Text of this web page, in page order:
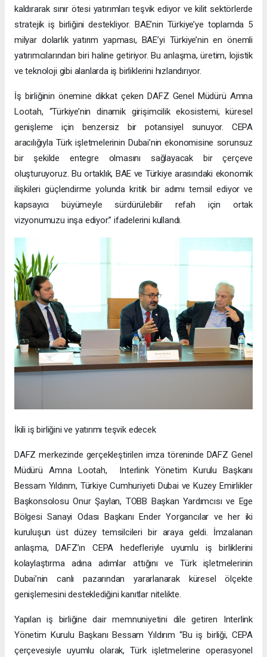
kaldırarak sınır ötesi yatırımları teşvik ediyor ve kilit sektörlerde
stratejik iş birliğini destekliyor. BAE’nin Türkiye’ye toplamda 5
milyar dolarlık yatırım yapması, BAE’yi Türkiye’nin en önemli
yatırımcılarından biri haline getiriyor. Bu anlaşma, üretim, lojistik
ve teknoloji gibi alanlarda iş birliklerini hızlandırıyor.
İş birliğinin önemine dikkat çeken DAFZ Genel Müdürü Amna
Lootah, “Türkiye’nin dinamik girişimcilik ekosistemi, küresel
genişleme için benzersiz bir potansiyel sunuyor. CEPA
aracılığıyla Türk işletmelerinin Dubai’nin ekonomisine sorunsuz
bir şekilde entegre olmasını sağlayacak bir çerçeve
oluşturuyoruz. Bu ortaklık, BAE ve Türkiye arasındaki ekonomik
ilişkileri güçlendirme yolunda kritik bir adımı temsil ediyor ve
kapsayıcı büyümeyle sürdürülebilir refah için ortak
vizyonumuzu inşa ediyor.” ifadelerini kullandı.
İkili iş birliğini ve yatırımı teşvik edecek
DAFZ merkezinde gerçekleştirilen imza töreninde DAFZ Genel
Müdürü Amna Lootah, Interlink Yönetim Kurulu Başkanı
Bessam Yıldırım, Türkiye Cumhuriyeti Dubai ve Kuzey Emirlikler
Başkonsolosu Onur Şaylan, TOBB Başkan Yardımcısı ve Ege
Bölgesi Sanayi Odası Başkanı Ender Yorgancılar ve her iki
kuruluşun üst düzey temsilcileri bir araya geldi. İmzalanan
anlaşma, DAFZ’ın CEPA hedefleriyle uyumlu iş birliklerini
kolaylaştırma adına adımlar attığını ve Türk işletmelerinin
Dubai’nin canlı pazarından yararlanarak küresel ölçekte
genişlemesini desteklediğini kanıtlar nitelikte.
Yapılan iş birliğine dair memnuniyetini dile getiren Interlink
Yönetim Kurulu Başkanı Bessam Yıldırım “Bu iş birliği, CEPA
çerçevesiyle uyumlu olarak, Türk işletmelerine operasyonel